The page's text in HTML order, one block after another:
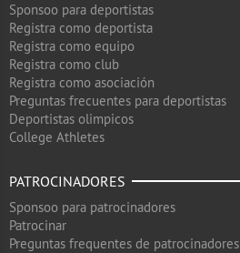
Sponsoo para deportistas
Registra como deportista
Registra como equipo
Registra como club
Registra como asociación
Preguntas frecuentes para deportistas
Deportistas olimpicos
College Athletes
PATROCINADORES
Sponsoo para patrocinadores
Patrocinar
Preguntas frequentes de patrocinadores